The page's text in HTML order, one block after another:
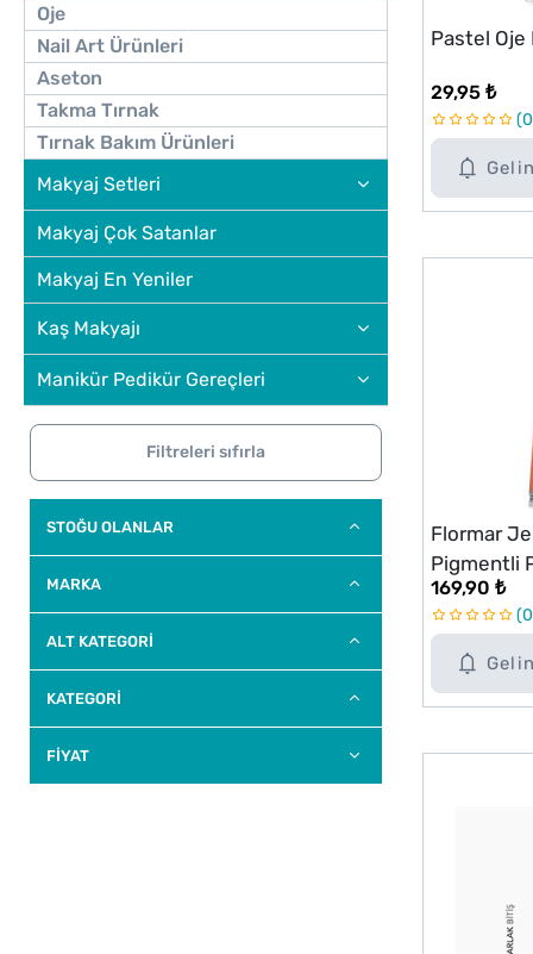
Oje
Nail Art Ürünleri
Aseton
Takma Tırnak
Tırnak Bakım Ürünleri
Makyaj Setleri
Makyaj Çok Satanlar
Makyaj En Yeniler
Kaş Makyajı
Manikür Pedikür Gereçleri
Filtreleri sıfırla
STOĞU OLANLAR
MARKA
ALT KATEGORI
KATEGORİ
FİYAT
Pastel Oje
29,95 ₺
0
Flormar
Pigmentli
JL03
169,90 ₺
0